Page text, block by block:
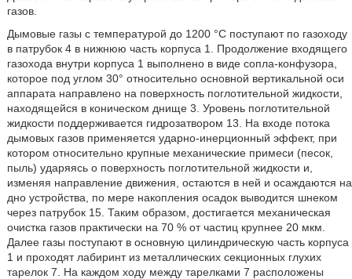
газов.
Дымовые газы с температурой до 1200 °С поступают по газоходу
в патрубок 4 в нижнюю часть корпуса 1. Продолжение входящего
газохода внутри корпуса 1 выполнено в виде сопла-конфузора,
которое под углом 30° относительно основной вертикальной оси
аппарата направлено на поверхность поглотительной жидкости,
находящейся в коническом днище 3. Уровень поглотительной
жидкости поддерживается гидрозатвором 13. На входе потока
дымовых газов применяется ударно-инерционный эффект, при
котором относительно крупные механические примеси (песок,
пыль) ударяясь о поверхность поглотительной жидкости и,
изменяя направление движения, остаются в ней и осаждаются на
дно устройства, по мере накопления осадок выводится шнеком
через патрубок 15. Таким образом, достигается механическая
очистка газов практически на 70 % от частиц крупнее 20 мкм.
Далее газы поступают в основную цилиндрическую часть корпуса
1 и проходят лабиринт из металлических секционных глухих
тарелок 7. На каждом ходу между тарелками 7 расположены